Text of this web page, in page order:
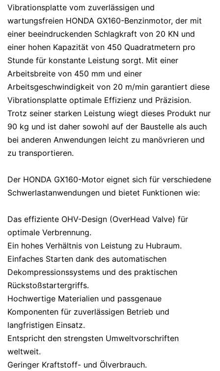
Vibrationsplatte vom zuverlässigen und
wartungsfreien HONDA GX160-Benzinmotor, der mit
einer beeindruckenden Schlagkraft von 20 KN und
einer hohen Kapazität von 450 Quadratmetern pro
Stunde für konstante Leistung sorgt. Mit einer
Arbeitsbreite von 450 mm und einer
Arbeitsgeschwindigkeit von 20 m/min garantiert diese
Vibrationsplatte optimale Effizienz und Präzision.
Trotz seiner starken Leistung wiegt dieses Produkt nur
90 kg und ist daher sowohl auf der Baustelle als auch
bei anderen Anwendungen leicht zu manövrieren und
zu transportieren.
Der HONDA GX160-Motor eignet sich für verschiedene
Schwerlastanwendungen und bietet Funktionen wie:
Das effiziente OHV-Design (OverHead Valve) für
optimale Verbrennung.
Ein hohes Verhältnis von Leistung zu Hubraum.
Einfaches Starten dank des automatischen
Dekompressionssystems und des praktischen
Rückstoßstartergriffs.
Hochwertige Materialien und passgenaue
Komponenten für zuverlässigen Betrieb und
langfristigen Einsatz.
Entspricht den strengsten Umweltvorschriften
weltweit.
Geringer Kraftstoff- und Ölverbrauch.